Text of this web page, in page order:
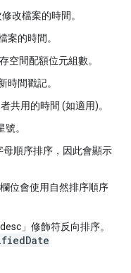
改檔案的時間。
案的時間。
空間配額位元組數。
時間戳記。
共用的時間 (如適用)。
。
母順序排序，因此會顯示
位會使用自然排序順序
」修飾符反向排序。